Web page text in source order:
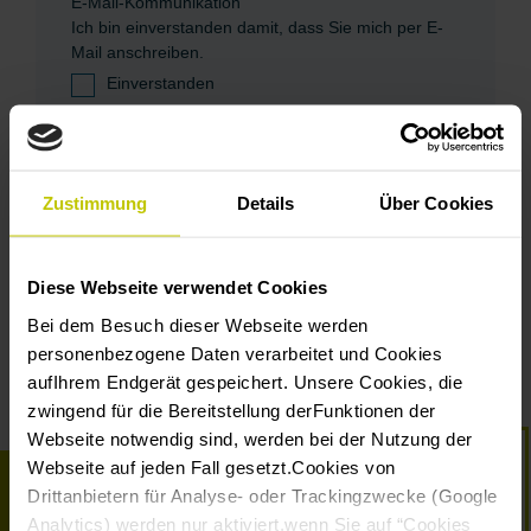
Zustimmung Details Über Cookies
Diese Webseite verwendet Cookies
Bei dem Besuch dieser Webseite werden
personenbezogene Daten verarbeitet und Cookies
aufIhrem Endgerät gespeichert. Unsere Cookies, die
zwingend für die Bereitstellung derFunktionen der
Webseite notwendig sind, werden bei der Nutzung der
Webseite auf jeden Fall gesetzt.Cookies von
Drittanbietern für Analyse- oder Trackingzwecke (Google
Analytics) werden nur aktiviert,wenn Sie auf “Cookies
Ich bin einverstanden damit, dass Sie mich per E-
Mail anschreiben.
Einverstanden
Sie können sich in jedem Newsletter aus der
Plattform. Durch das „Abonnieren“ erkennen Sie
an, dass Ihre Daten zur Verarbeitung an Mailchimp
Datenschutzrichtlinien von Mailchimp.